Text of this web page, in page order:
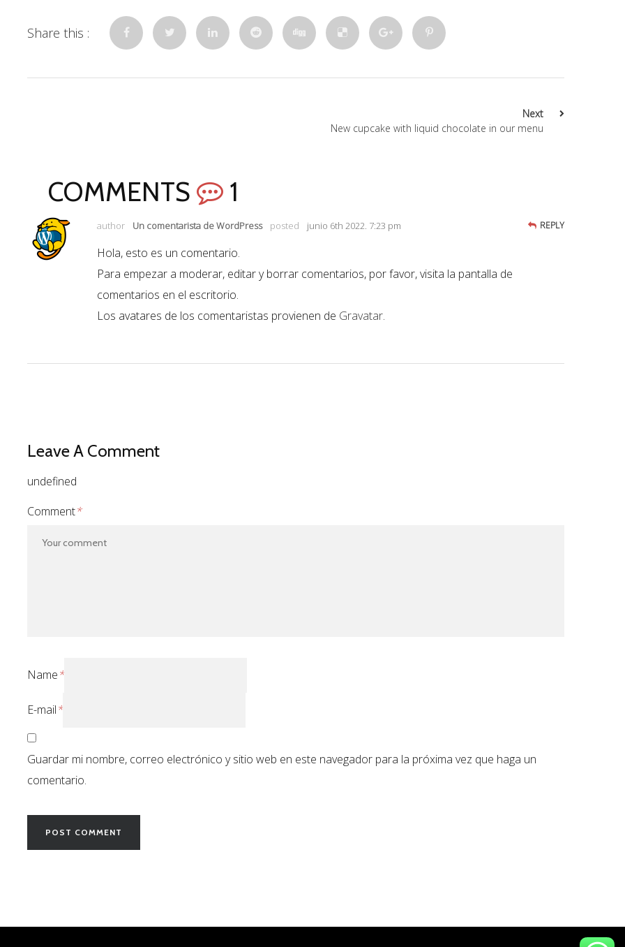
Share this :
Next
New cupcake with liquid chocolate in our menu
COMMENTS 1
author Un comentarista de WordPress posted junio 6th 2022. 7:23 pm REPLY
Hola, esto es un comentario.
Para empezar a moderar, editar y borrar comentarios, por favor, visita la pantalla de
comentarios en el escritorio.
Los avatares de los comentaristas provienen de Gravatar.
Leave A Comment
undefined
Comment*
Name*
E-mail*
Guardar mi nombre, correo electrónico y sitio web en este navegador para la próxima vez que haga un
comentario.